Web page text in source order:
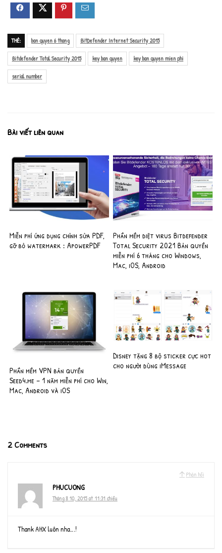
THẺ: ban quyen 6 thang BitDefender Internet Security 2015
Bitdefender Total Security 2015 key ban quyen key ban quyen mien phi
serial number
Bài viết liên quan
Miễn phí ứng dụng chỉnh sửa PDF,
gỡ bỏ watermark : ApowerPDF
Phần mềm diệt virus Bitdefender
Total Security 2021 Bản quyền
miễn phí 6 tháng cho Windows,
Mac, iOS, Android
Phần mềm VPN bản quyền
Seed4.me – 1 năm miễn phí cho Win,
Mac, Android và iOS
Disney tặng 8 bộ sticker cực hot
cho người dùng iMessage
2 Comments
Phản hồi
PHUCUONG
Tháng 8 10, 2015 at 11:31 chiều
Thank AHX luôn nha….!